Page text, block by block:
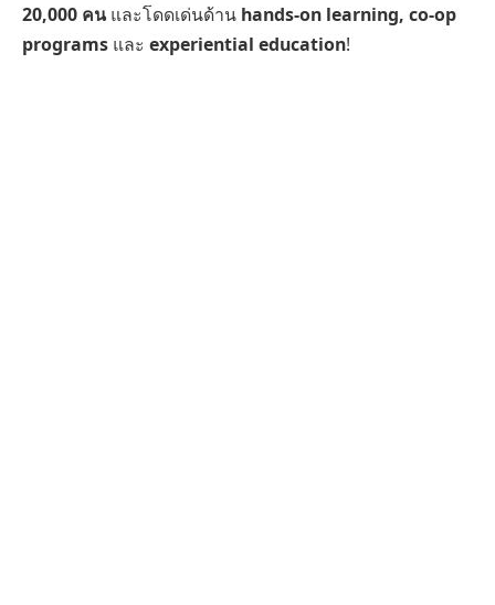
20,000 คน และโดดเด่นด้าน hands-on learning, co-op
programs และ experiential education!